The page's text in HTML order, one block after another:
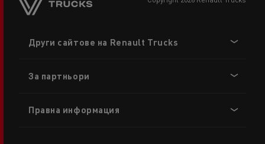
menu
Други сайтове на Renault Trucks
За партньори
Правна информация